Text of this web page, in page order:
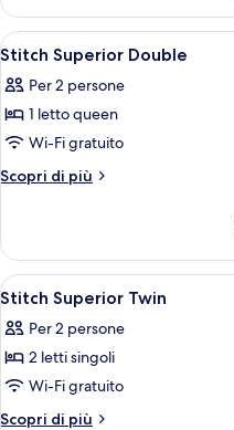
Standard
Double
Apri
tutte
le
foto
per
Stitch
9
Stitch Superior Double
Per 2 persone
1 letto queen
Wi-Fi gratuito
Scopri di più
Altri
Superior
Double
Apri
tutte
le
foto
per
Stitch
5
Stitch Superior Twin
Per 2 persone
2 letti singoli
Wi-Fi gratuito
Scopri di più
Altri